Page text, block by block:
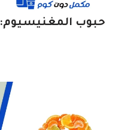
حبوب المغنيسيوم: